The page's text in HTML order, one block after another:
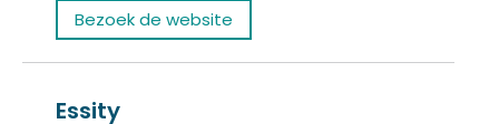
Bezoek de website
Essity